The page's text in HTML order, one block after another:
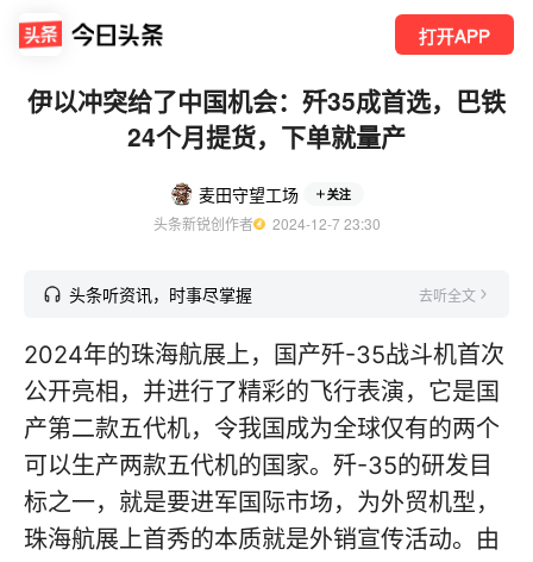
打开APP
伊以冲突给了中国机会：歼35成首选，巴铁
24个月提货，下单就量产
麦田守望工场 关注
头条新锐创作者
  2024-12-7 23:30
头条听资讯，时事尽掌握 去听全文
2024年的珠海航展上，国产歼-35战斗机首次
公开亮相，并进行了精彩的飞行表演，它是国
产第二款五代机，令我国成为全球仅有的两个
可以生产两款五代机的国家。歼-35的研发目
标之一，就是要进军国际市场，为外贸机型，
珠海航展上首秀的本质就是外销宣传活动。由